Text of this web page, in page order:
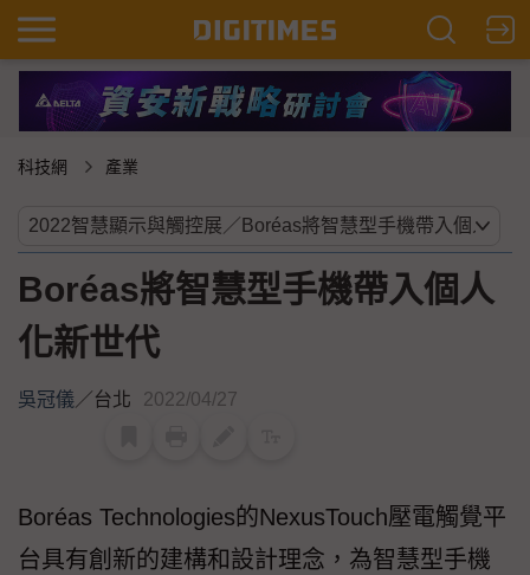
科技網 產業
Boréas將智慧型手機帶入個人
化新世代
吳冠儀／台北 2022/04/27
Boréas Technologies的NexusTouch壓電觸覺平
台具有創新的建構和設計理念，為智慧型手機